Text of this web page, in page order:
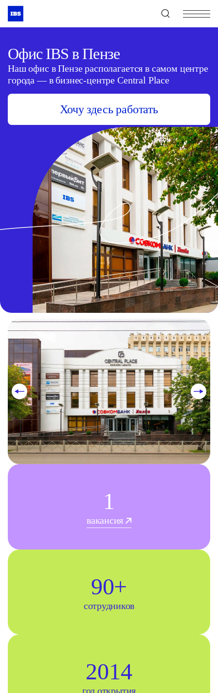
+7 (495) 967-80-80
Офис IBS в Пензе
Наш офис в Пензе располагается в самом центре
города — в бизнес-центре Central Place
Хочу здесь работать
1
вакансия
90+
сотрудников
2014
год открытия